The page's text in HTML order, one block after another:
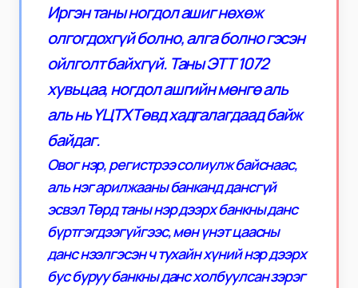
Иргэн таны ногдол ашиг нөхөж
олгогдохгүй болно, алга болно гэсэн
ойлголт байхгүй. Таны ЭТТ 1072
хувьцаа, ногдол ашгийн мөнгө аль
аль нь ҮЦТХТөвд хадгалагдаад байж
байдаг.
Овог нэр, регистрээ солиулж байснаас,
аль нэг арилжааны банканд дансгүй
эсвэл Төрд таны нэр дээрх банкны данс
бүртгэгдээгүйгээс, мөн үнэт цаасны
данс нээлгэсэн ч тухайн хүний нэр дээрх
бус буруу банкны данс холбуулсан зэрэг